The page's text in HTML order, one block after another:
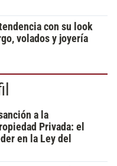
con su look
volados y joyería
a la
Privada: el
en la Ley del